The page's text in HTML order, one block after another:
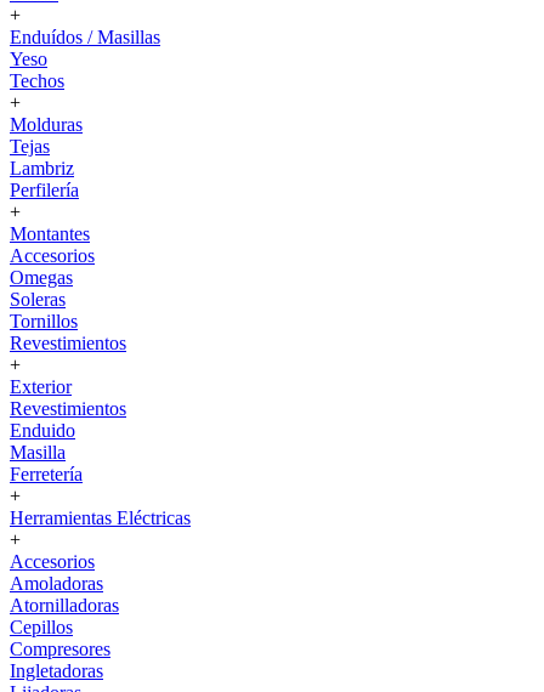
+
Enduídos / Masillas
Yeso
Techos
+
Molduras
Tejas
Lambriz
Perfilería
+
Montantes
Accesorios
Omegas
Soleras
Tornillos
Revestimientos
+
Exterior
Revestimientos
Enduido
Masilla
Ferretería
+
Herramientas Eléctricas
+
Accesorios
Amoladoras
Atornilladoras
Cepillos
Compresores
Ingletadoras